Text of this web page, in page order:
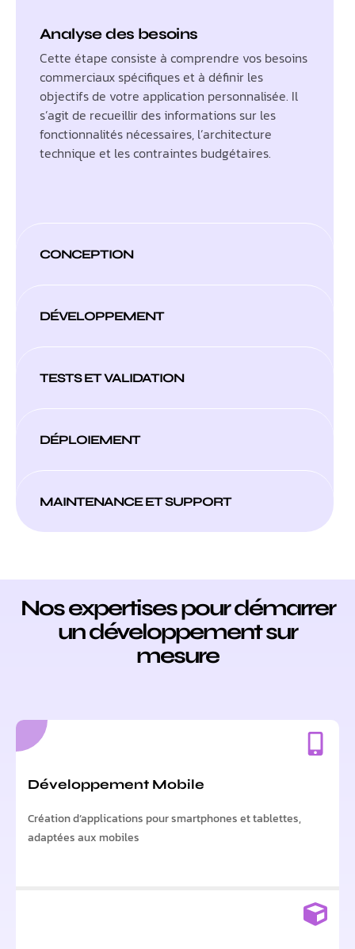
Analyse des besoins
Cette étape consiste à comprendre vos besoins
commerciaux spécifiques et à définir les
objectifs de votre application personnalisée. Il
s’agit de recueillir des informations sur les
fonctionnalités nécessaires, l’architecture
technique et les contraintes budgétaires.
CONCEPTION
DÉVELOPPEMENT
TESTS ET VALIDATION
DÉPLOIEMENT
MAINTENANCE ET SUPPORT
Nos expertises pour démarrer
un développement sur
mesure
Développement Mobile
Création d’applications pour smartphones et tablettes,
adaptées aux mobiles